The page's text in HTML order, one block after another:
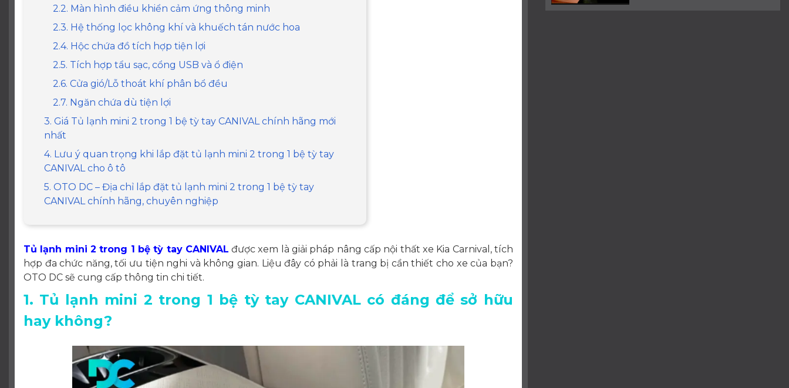
2.2. Màn hình điều khiển cảm ứng thông minh
2.3. Hệ thống lọc không khí và khuếch tán nước hoa
2.4. Hộc chứa đồ tích hợp tiện lợi
2.5. Tích hợp tẩu sạc, cổng USB và ổ điện
2.6. Cửa gió/Lỗ thoát khí phân bổ đều
2.7. Ngăn chứa dù tiện lợi
3. Giá Tủ lạnh mini 2 trong 1 bệ tỳ tay CANIVAL chính hãng mới
nhất
4. Lưu ý quan trọng khi lắp đặt tủ lạnh mini 2 trong 1 bệ tỳ tay
CANIVAL cho ô tô
5. OTO DC – Địa chỉ lắp đặt tủ lạnh mini 2 trong 1 bệ tỳ tay
CANIVAL chính hãng, chuyên nghiệp
Tủ lạnh mini 2 trong 1 bệ tỳ tay CANIVAL được xem là giải pháp nâng cấp nội thất xe Kia Carnival, tích
hợp đa chức năng, tối ưu tiện nghi và không gian. Liệu đây có phải là trang bị cần thiết cho xe của bạn?
OTO DC sẽ cung cấp thông tin chi tiết.
1. Tủ lạnh mini 2 trong 1 bệ tỳ tay CANIVAL có đáng để sở hữu
hay không?